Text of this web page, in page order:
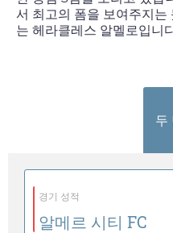
서 최고의 폼을 보여주지는
는 헤라클레스 알멜로입니
두
경기 성적
알메르 시티 FC